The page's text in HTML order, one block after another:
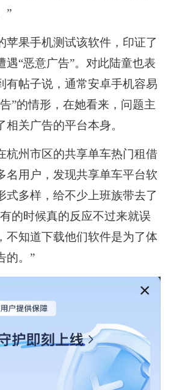
”
果手机测试该软件，印证了
遇“恶意广告”。对此陆童也表
有帖子说，通常安卓手机容易
”的情形，在她看来，问题主
关广告的平台本身。
州市区的共享单车热门租借
名用户，发现共享单车平台软
式多样，给不少上班族带去了
的时候真的反应不过来就误
不知道下载他们软件是为了体
的。”